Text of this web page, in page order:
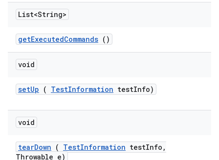
List<String>
getExecutedCommands ()
void
setUp ( TestInformation testInfo)
void
tearDown ( TestInformation testInfo ,
Throwable e)